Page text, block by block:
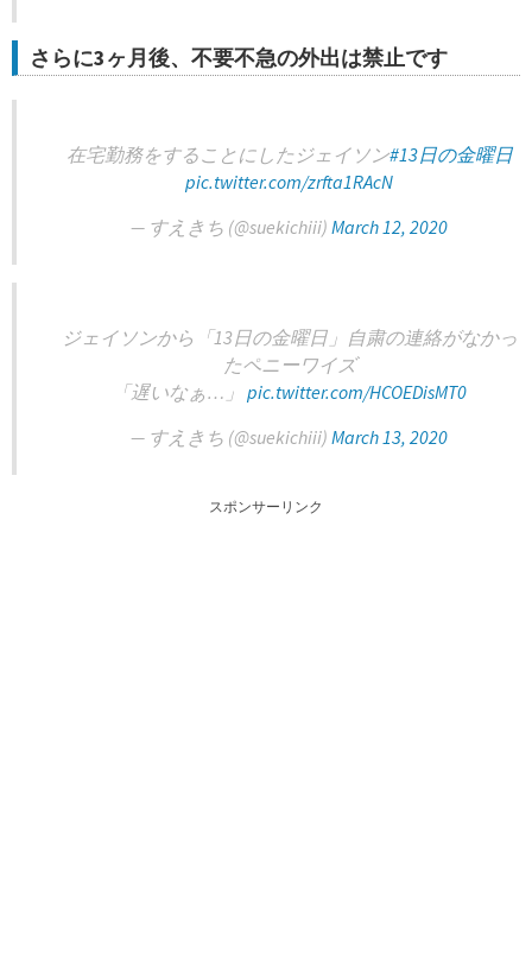
さらに3ヶ月後、不要不急の外出は禁止です
在宅勤務をすることにしたジェイソン#13日の金曜日
pic.twitter.com/zrfta1RAcN
— すえきち (@suekichiii) March 12, 2020
ジェイソンから「13日の金曜日」自粛の連絡がなかっ
たペニーワイズ
「遅いなぁ…」 pic.twitter.com/HCOEDisMT0
— すえきち (@suekichiii) March 13, 2020
スポンサーリンク